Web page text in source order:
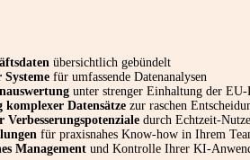
übersichtlich gebündelt
für umfassende Datenanalysen
unter strenger Einhaltung der
Datensätze zur raschen
durch Echtzeit-
für praxisnahes Know-how in Ihrem
Management und Kontrolle Ihrer KI-